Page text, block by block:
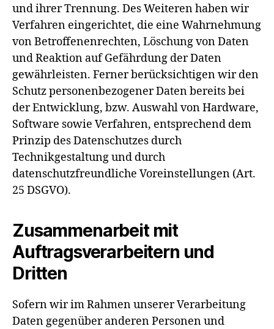
und ihrer Trennung. Des Weiteren haben wir
Verfahren eingerichtet, die eine Wahrnehmung
von Betroffenenrechten, Löschung von Daten
und Reaktion auf Gefährdung der Daten
gewährleisten. Ferner berücksichtigen wir den
Schutz personenbezogener Daten bereits bei
der Entwicklung, bzw. Auswahl von Hardware,
Software sowie Verfahren, entsprechend dem
Prinzip des Datenschutzes durch
Technikgestaltung und durch
datenschutzfreundliche Voreinstellungen (Art.
25 DSGVO).
Zusammenarbeit mit
Auftragsverarbeitern und
Dritten
Sofern wir im Rahmen unserer Verarbeitung
Daten gegenüber anderen Personen und